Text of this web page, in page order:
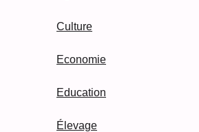
Culture
Economie
Education
Élevage